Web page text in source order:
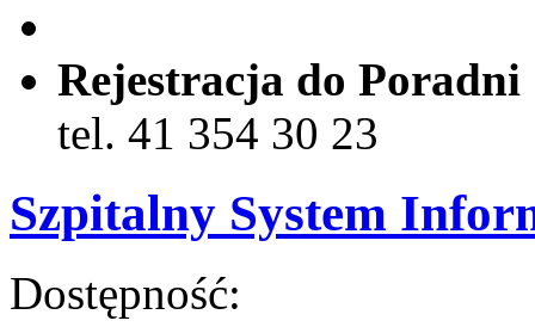
Rejestracja do Poradni
tel. 41 354 30 23
Szpitalny System
Dostępność: